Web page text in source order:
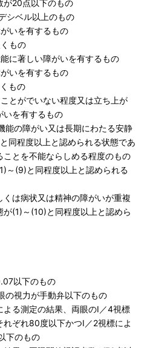
が20点以下のもの
シベル以上のもの
いを有するもの
もの
に著しい障がいを有するもの
いを有するもの
もの
とがでいない程度又は立ち上が
いを有するもの
能の障がい又は長期にわたる安静
同程度以上と認められる状態であ
ことを不能ならしめる程度のもの
～(9)と同程度以上と認められる
は病状又は精神の障がいが重複
(1)～(10)と同程度以上と認めら
以下のもの
視力が手動弁以下のもの
る測定の結果、両眼のⅠ／4視標
ぞれ80度以下かつⅠ／2視標によ
下のもの